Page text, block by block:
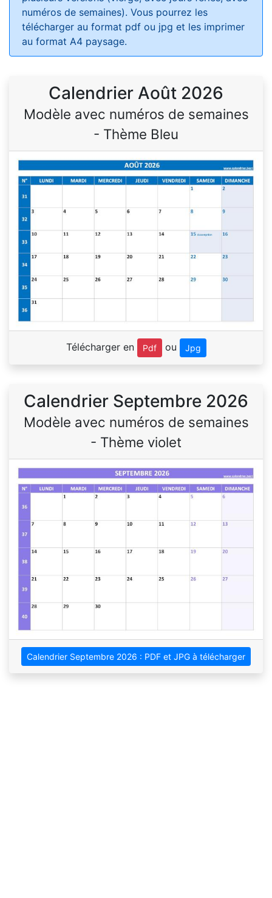
numéros de semaines). Vous pourrez les
télécharger au format pdf ou jpg et les imprimer
au format A4 paysage.
Calendrier Août 2026
Modèle avec numéros de semaines
- Thème Bleu
Télécharger en Pdf ou Jpg
Calendrier Septembre 2026
Modèle avec numéros de semaines
- Thème violet
Calendrier Septembre 2026 : PDF et JPG à télécharger